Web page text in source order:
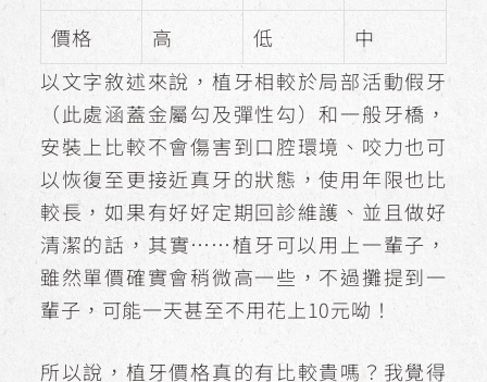
價格 高 低
中
以文字敘述來說，植牙相較於局部活動假牙
（此處涵蓋金屬勾及彈性勾）和一般牙橋，
安裝上比較不會傷害到口腔環境、咬力也可
以恢復至更接近真牙的狀態，使用年限也比
較長，如果有好好定期回診維護、並且做好
清潔的話，其實……植牙可以用上一輩子，
雖然單價確實會稍微高一些，不過攤提到一
輩子，可能一天甚至不用花上10元呦！
所以說，植牙價格真的有比較貴嗎？我覺得